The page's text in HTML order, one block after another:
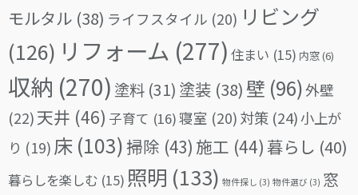
モルタル (38) ライフスタイル (20) リビング
(126) リフォーム (277) 住まい (15) 内窓(6)
収納 (270) 塗料 (31) 塗装 (38) 壁 (96)外壁
(22)天井 (46) 子育て (16)寝室 (20) 対策 (24)小上が
り (19) 床 (103)掃除 (43) 施工 (44) 暮らし (40)
暮らしを楽しむ (15) 照明 (133) 物件探し (3) 物件選び (3) 窓